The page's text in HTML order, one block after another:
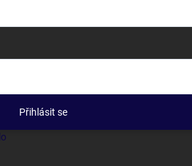
Přihlásit se